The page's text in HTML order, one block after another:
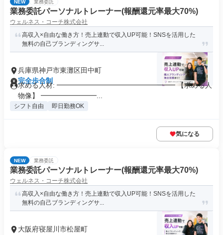
NEW 業務委託
業務委託パーソナルトレーナー(報酬還元率最大70%)
ウェルネス・コーチ株式会社
高収入×自由な働き方！売上連動で収入UP可能！SNSを活用した
無料の自己ブランディングサ...
兵庫県神戸市東灘区田中町
完全歩合制
求める人材: ━━━━━━━━━━━━━━━━━ 【求める人
物像】 ━━━━━━━━...
シフト自由 即日勤務OK
気になる
NEW 業務委託
業務委託パーソナルトレーナー(報酬還元率最大70%)
ウェルネス・コーチ株式会社
高収入×自由な働き方！売上連動で収入UP可能！SNSを活用した
無料の自己ブランディングサ...
大阪府寝屋川市松屋町